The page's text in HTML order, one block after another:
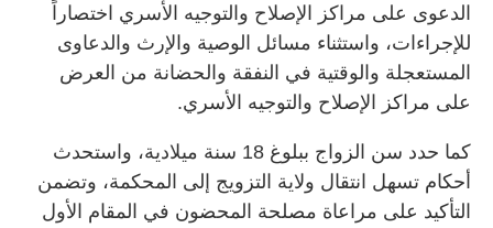
الدعوى على مراكز الإصلاح والتوجيه الأسري اختصاراً
للإجراءات، واستثناء مسائل الوصية والإرث والدعاوى
المستعجلة والوقتية في النفقة والحضانة من العرض
على مراكز الإصلاح والتوجيه الأسري.
كما حدد سن الزواج ببلوغ 18 سنة ميلادية، واستحدث
أحكام تسهل انتقال ولاية التزويج إلى المحكمة، وتضمن
التأكيد على مراعاة مصلحة المحضون في المقام الأول